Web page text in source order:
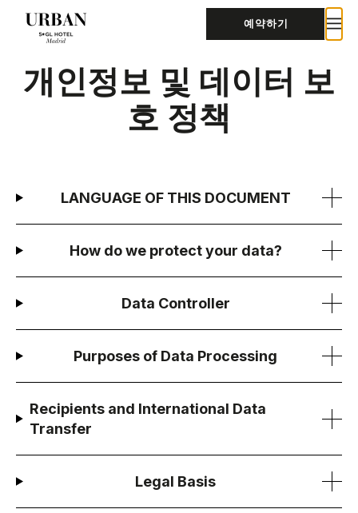
예약하기
개인정보 및 데이터 보
호 정책
LANGUAGE OF THIS DOCUMENT
How do we protect your data?
Data Controller
Purposes of Data Processing
Recipients and International Data
Transfer
Legal Basis